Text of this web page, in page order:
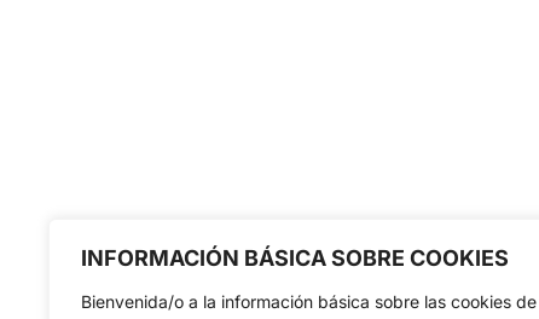
INFORMACIÓN BÁSICA SOBRE COOKIES
Bienvenida/o a la información básica sobre las cookies de